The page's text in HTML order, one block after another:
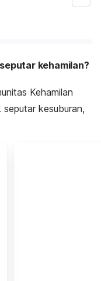
kehamilan?
Kehamilan
kesuburan,